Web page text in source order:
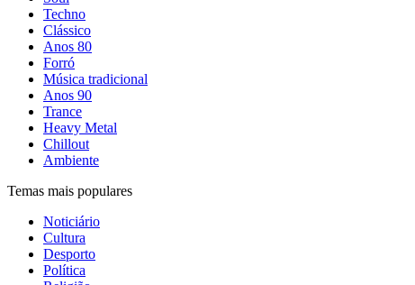
Techno
Clássico
Anos 80
Forró
Música tradicional
Anos 90
Trance
Heavy Metal
Chillout
Ambiente
Temas mais populares
Noticiário
Cultura
Desporto
Política